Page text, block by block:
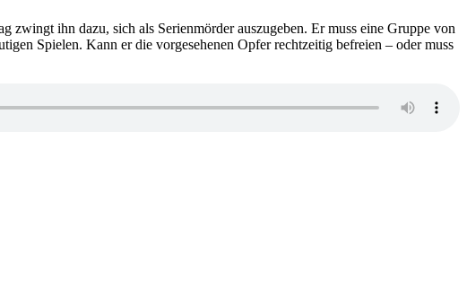
Paradoxon
ihn dazu, sich als Serienmörder auszugeben. Er muss eine Gruppe von
Spielen. Kann er die vorgesehenen Opfer rechtzeitig befreien – oder muss